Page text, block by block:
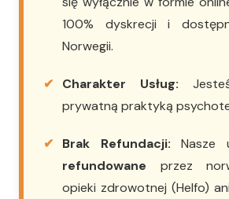
100% dyskrecji i
Norwegii.
Charakter Usług:
prywatną praktyką
Brak Refundacji: Nasze
refundowane przez
opieki zdrowotnej (Helfo)